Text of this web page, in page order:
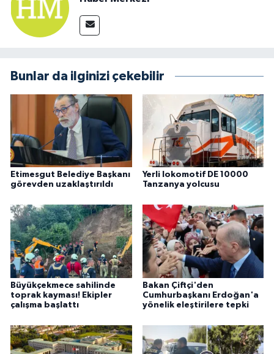
Bunlar da ilginizi çekebilir
Etimesgut Belediye Başkanı
görevden uzaklaştırıldı
Yerli lokomotif DE 10000
Tanzanya yolcusu
Büyükçekmece sahilinde
toprak kayması! Ekipler
çalışma başlattı
Bakan Çiftçi'den
Cumhurbaşkanı Erdoğan'a
yönelik eleştirilere tepki